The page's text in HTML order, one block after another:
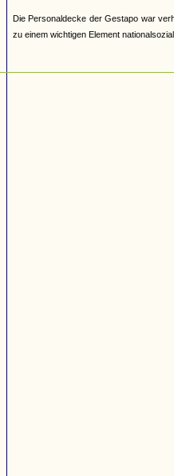
Die Personaldecke der Gestapo war
zu einem wichtigen Element